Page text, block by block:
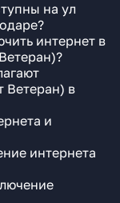
на ул
интернет в
Ветеран) в
и
интернета